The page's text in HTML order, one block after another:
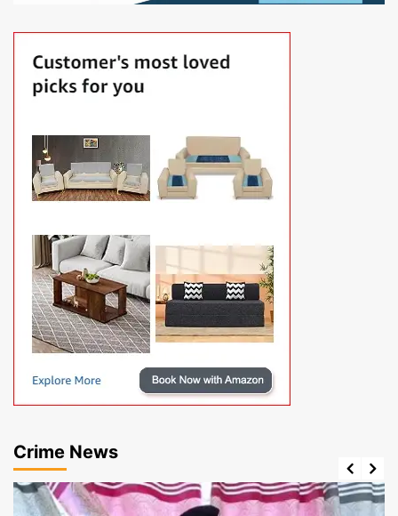
Crime News